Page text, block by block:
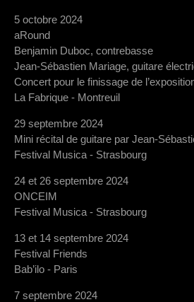
5 octobre 2024
aRound
Benjamin Duboc, contrebasse
Jean-Sébastien Mariage, guitare
Concert pour le finissage de
La Fabrique - Montreuil
29 septembre 2024
Mini récital de guitare par Jean-
Festival Musica - Strasbourg
24 et 26 septembre 2024
ONCEIM
Festival Musica - Strasbourg
13 et 14 septembre 2024
Festival Friends
Bab’ilo - Paris
7 septembre 2024